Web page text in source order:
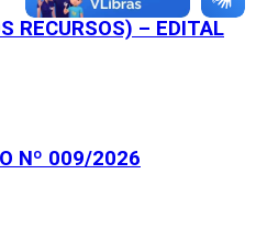
RECURSOS) – EDITAL
Nº 009/2026